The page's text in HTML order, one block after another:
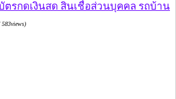
ตรกดเงินสด สินเชื่อส่วนบุคคล รถบ้าน
583views)